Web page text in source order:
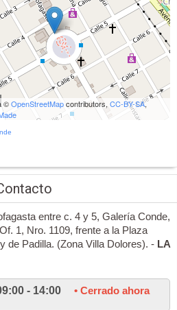
©OpenStreetMapcontributors, CC-BY-SA,
entre c. 4 y 5, Galería Conde,
1, Nro. 1109, frente a la Plaza
de Padilla. (Zona Villa Dolores). - LA
- 14:00 • Cerrado ahora